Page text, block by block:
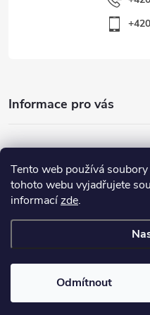
Tento web používá
tohoto webu vyjadřujete
informacízde.
Odmítnout
Informace pro vás
Nejhledanější
Důležité odkazy
Warp-